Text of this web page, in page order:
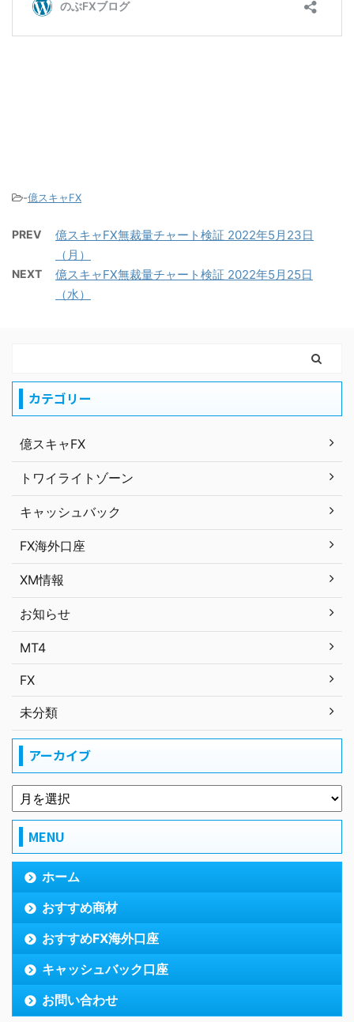
-億スキャFX
PREV
億スキャFX無裁量チャート検証 2022年5月23日
（月）
NEXT
億スキャFX無裁量チャート検証 2022年5月25日
（水）
カテゴリー
億スキャFX
トワイライトゾーン
キャッシュバック
FX海外口座
XM情報
お知らせ
MT4
FX
未分類
アーカイブ
MENU
ホーム
おすすめ商材
おすすめFX海外口座
キャッシュバック口座
お問い合わせ